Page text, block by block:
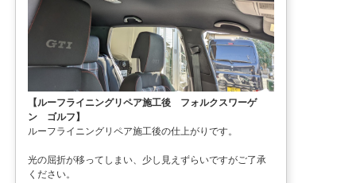
【ルーフライニングリペア施工後 フォルクスワーゲ
ン ゴルフ】
ルーフライニングリペア施工後の仕上がりです。
光の屈折が移ってしまい、少し見えずらいですがご了承
ください。